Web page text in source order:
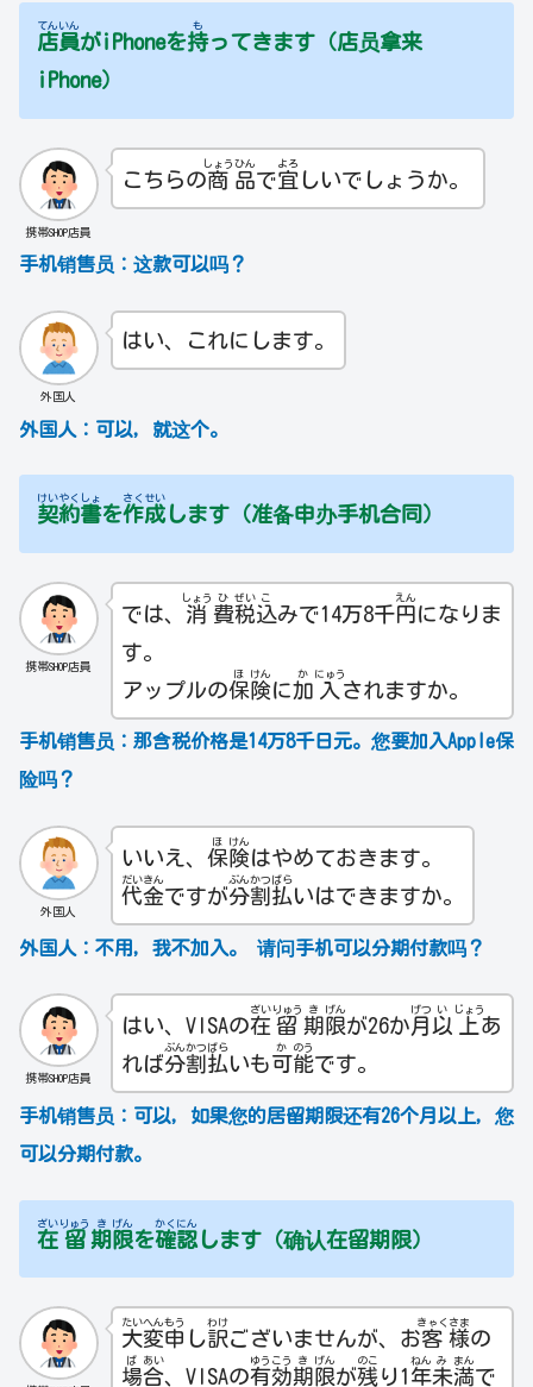
店
てん
員
いん
がiPhoneを持
も
ってきます（店员拿来
iPhone）
携帯SHOP店員
こちらの商
しょう
品
ひん
で宜
よろ
しいでしょうか。
手机销售员： 这款可以吗？
外国人
はい、これにします。
外国人：可以，就这个。
契
けい
約
やく
書
しょ
を作
さく
成
せい
します（准备申办手机合同）
携帯SHOP店員
では、 消
しょう
費
ひ
税
ぜい
込
こ
みで14万8千円
えん
になりま
す。
アップルの保
ほ
険
けん
に加
か
入
にゅう
されますか。
手机销售员： 那含税价格是14万8千日元。您要加入Apple保
险吗？
外国人
いいえ、 保
ほ
険
けん
はやめておきます。
代
だい
金
きん
ですが分
ぶん
割
かつ
払
ばら
いはできますか。
外国人：不用，我不加入。 请问手机可以分期付款吗？
携帯SHOP店員
はい、VISAの在
ざい
留
りゅう
期
き
限
げん
が26か月
げつ
以
い
上
じょう
あ
れば分
ぶん
割
かつ
払
ばら
いも可
か
能
のう
です。
手机销售员： 可以，如果您的居留期限还有26个月以上，您
可以分期付款。
在
ざい
留
りゅう
期
き
限
げん
を確
かく
認
にん
します（确认在留期限）
大
たい
変
へん
申
もう
し訳
わけ
ございませんが、お客
きゃく
様
さま
の
場
ば
合
あい
、VISAの有
ゆう
効
こう
期
き
限
げん
が残
のこ
り1 年
ねん
未
み
満
まん
で